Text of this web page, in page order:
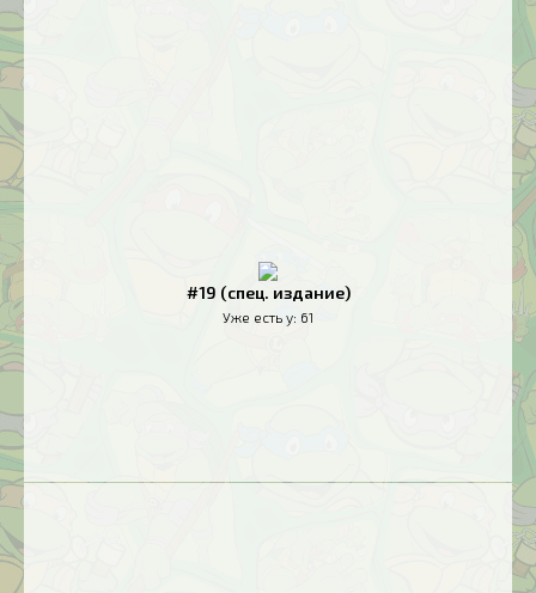
#19 (спец. издание)
Уже есть у: 61